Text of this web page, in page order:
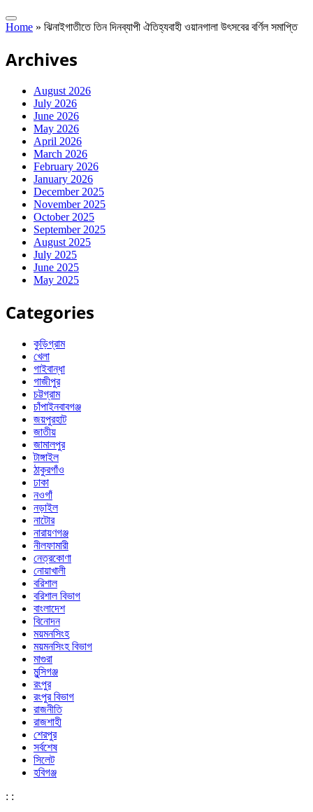
Home » ঝিনাইগাতীতে তিন দিনব্যাপী ঐতিহ্যবাহী ওয়ানগালা উৎসবের বর্ণিল সমাপ্তি
Archives
August 2026
July 2026
June 2026
May 2026
April 2026
March 2026
February 2026
January 2026
December 2025
November 2025
October 2025
September 2025
August 2025
July 2025
June 2025
May 2025
Categories
কুড়িগ্রাম
খেলা
গাইবান্ধা
গাজীপুর
চট্টগ্রাম
চাঁপাইনবাবগঞ্জ
জয়পুরহাট
জাতীয়
জামালপুর
টাঙ্গাইল
ঠাকুরগাঁও
ঢাকা
নওগাঁ
নড়াইল
নাটোর
নারায়ণগঞ্জ
নীলফামারী
নেত্রকোণা
নোয়াখালী
বরিশাল
বরিশাল বিভাগ
বাংলাদেশ
বিনোদন
ময়মনসিংহ
ময়মনসিংহ বিভাগ
মাগুরা
মুন্সিগঞ্জ
রংপুর
রংপুর বিভাগ
রাজনীতি
রাজশাহী
শেরপুর
সর্বশেষ
সিলেট
হবিগঞ্জ
: :